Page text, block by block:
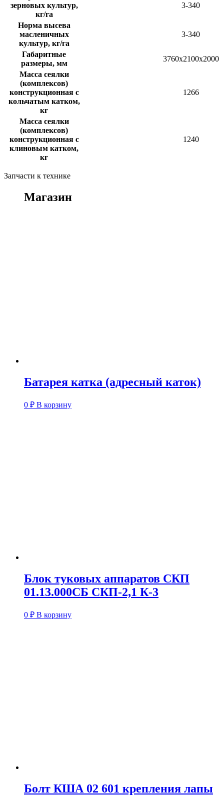
зерновых культур,
кг/га
3-340
Норма высева
масленичных
культур, кг/га
3-340
Габаритные
размеры, мм
3760х2100х2000
Масса сеялки
(комплексов)
конструкционная с
кольчатым катком,
кг
1266
Масса сеялки
(комплексов)
конструкционная с
клиновым катком,
кг
1240
Запчасти к технике
Магазин
Батарея катка (адресный каток)
0 ₽ В корзину
Блок туковых аппаратов СКП
01.13.000СБ СКП-2,1 К-3
0 ₽ В корзину
Болт КША 02 601 крепления лапы